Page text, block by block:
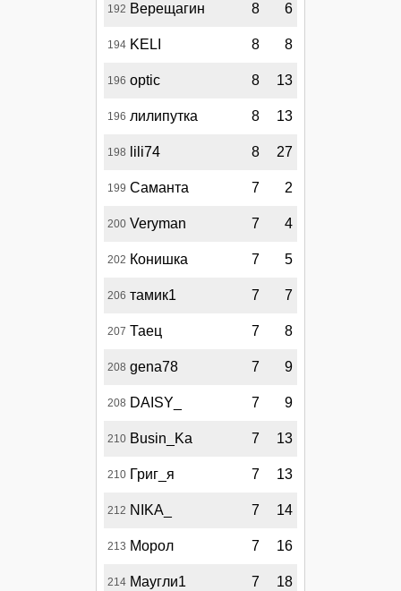
192 Верещагин 8 6
194 KELI 8 8
196 optic 8 13
196 лилипутка 8 13
198 lili74 8 27
199 Саманта 7 2
200 Veryman 7 4
202 Конишка 7 5
206 тамик1 7 7
207 Таец 7 8
208 gena78 7 9
208 DAISY_ 7 9
210 Busin_Ka 7 13
210 Григ_я 7 13
212 NIKA_ 7 14
213 Морол 7 16
214 Маугли1 7 18